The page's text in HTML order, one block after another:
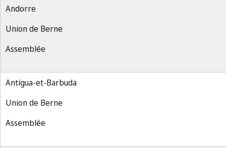
Andorre
Union de Berne
Assemblée
Antigua-et-Barbuda
Union de Berne
Assemblée